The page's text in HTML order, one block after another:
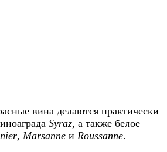
вина делаются практически
Syraz, а также белое
, Marsanne и Roussanne.